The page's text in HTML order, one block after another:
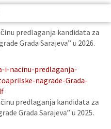
predlaganja kandidata za
Grada Sarajeva” u 2026.
i-nacinu-predlaganja-
nagrade-Grada-
predlaganja kandidata za
Grada Sarajeva” u 2025.